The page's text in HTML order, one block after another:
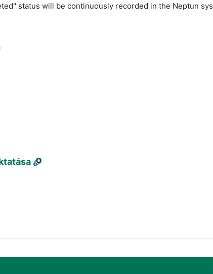
status will be continuously recorded in the Neptun